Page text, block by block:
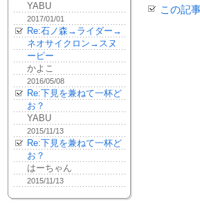
YABU
2017/01/01
Re:石ノ森→ライダー→
ネオサイクロン→スヌ
ーピー
かよこ
2016/05/08
Re:下見を兼ねて一杯ど
お？
YABU
2015/11/13
Re:下見を兼ねて一杯ど
お？
はーちゃん
2015/11/13
この記